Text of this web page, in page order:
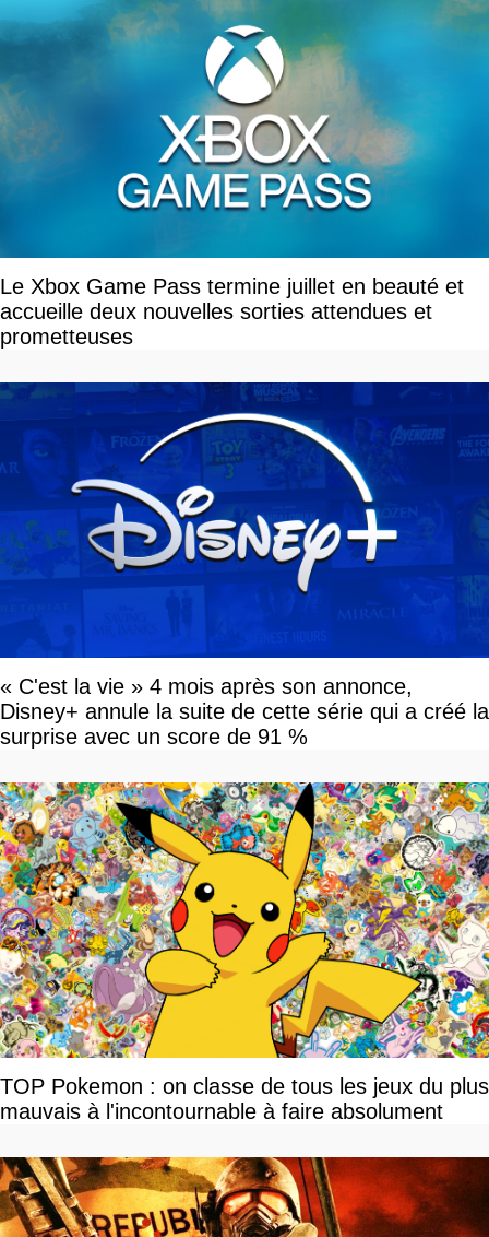
Le Xbox Game Pass termine juillet en beauté et
accueille deux nouvelles sorties attendues et
prometteuses
« C'est la vie » 4 mois après son annonce,
Disney+ annule la suite de cette série qui a créé la
surprise avec un score de 91 %
TOP Pokemon : on classe de tous les jeux du plus
mauvais à l'incontournable à faire absolument